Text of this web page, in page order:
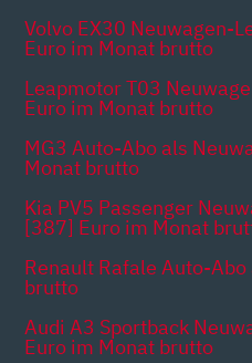
Volvo EX30 Neuwagen-
Euro im Monat brutto
Leapmotor T03
Euro im Monat brutto
MG3 Auto-Abo als
Monat brutto
Kia PV5 Passenger
[387] Euro im Monat
Renault Rafale Auto-
brutto
Audi A3 Sportback
Euro im Monat brutto